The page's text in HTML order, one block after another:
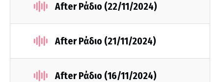
After Ράδιο (22/11/2024)
After Ράδιο (21/11/2024)
After Ράδιο (16/11/2024)